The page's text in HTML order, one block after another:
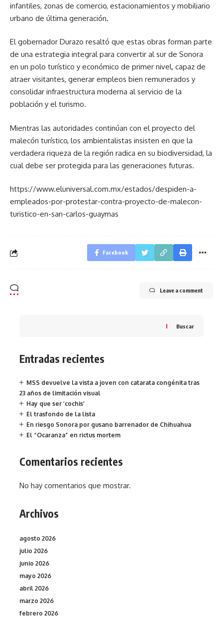
infantiles, zonas de comercio, estacionamientos y mobiliario
urbano de última generación.
El gobernador Durazo resaltó que estas obras forman parte
de una estrategia integral para convertir al sur de Sonora
en un polo turístico y económico de primer nivel, capaz de
atraer visitantes, generar empleos bien remunerados y
consolidar infraestructura moderna al servicio de la
población y el turismo.
Mientras las autoridades continúan con el proyecto del
malecón turístico, los ambientalistas insisten en que la
verdadera riqueza de la región radica en su biodiversidad, la
cual debe ser protegida para las generaciones futuras.
https://www.eluniversal.com.mx/estados/despiden-a-
empleados-por-protestar-contra-proyecto-de-malecon-
turistico-en-san-carlos-guaymas
Facebook
Leave a comment
Buscar
Entradas recientes
MSS devuelve la vista a joven con catarata congénita tras
23 años de limitación visual
Hay que ser ‘cochis’
El trasfondo de la lista
En riesgo Sonora por gusano barrenador de Chihuahua
El “Ocaranza” en rictus mortem
Comentarios recientes
No hay comentarios que mostrar.
Archivos
agosto 2026
julio 2026
junio 2026
mayo 2026
abril 2026
marzo 2026
febrero 2026